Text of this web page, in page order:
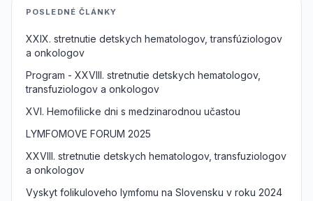
POSLEDNÉ ČLÁNKY
XXIX. stretnutie detskych hematologov, transfúziologov
a onkologov
Program - XXVIII. stretnutie detskych hematologov,
transfuziologov a onkologov
XVI. Hemofilicke dni s medzinarodnou učastou
LYMFOMOVE FORUM 2025
XXVIII. stretnutie detskych hematologov, transfuziologov
a onkologov
Vyskyt folikuloveho lymfomu na Slovensku v roku 2024